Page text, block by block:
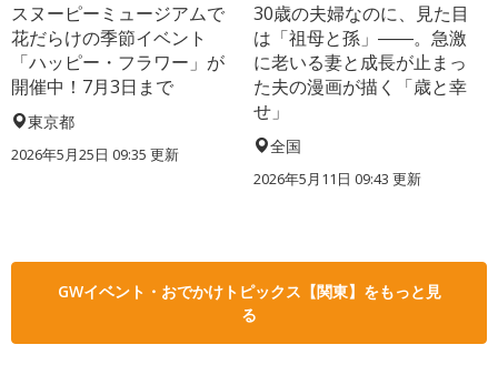
スヌーピーミュージアムで
花だらけの季節イベント
「ハッピー・フラワー」が
開催中！7月3日まで
東京都
2026年5月25日 09:35 更新
30歳の夫婦なのに、見た目
は「祖母と孫」――。急激
に老いる妻と成長が止まっ
た夫の漫画が描く「歳と幸
せ」
全国
2026年5月11日 09:43 更新
GWイベント・おでかけトピックス【関東】をもっと見
る